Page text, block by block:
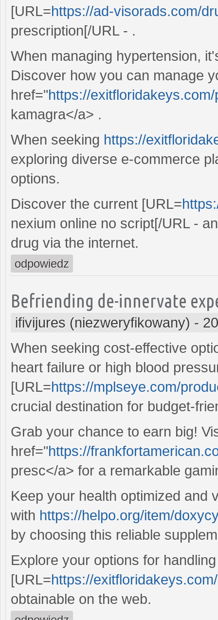
[URL=https://ad-visorads.com/
prescription[/URL - .
When managing hypertension,
Discover how you can manage
href="https://
kamagra</a> .
When seeking https://
exploring diverse e-commerce
options.
Discover the current [URL=
nexium online no script[/URL -
drug via the internet.
odpowiedz
Befriending de-innervate
ifivijures (niezweryfikowany) -
When seeking cost-effective
heart failure or high blood
[URL=https://mplseye.com/
crucial destination for budget-
Grab your chance to earn big!
href="https://
presc</a> for a remarkable
Keep your health optimized and
with https://helpo.org/item/
by choosing this reliable
Explore your options for
[URL=https://
obtainable on the web.